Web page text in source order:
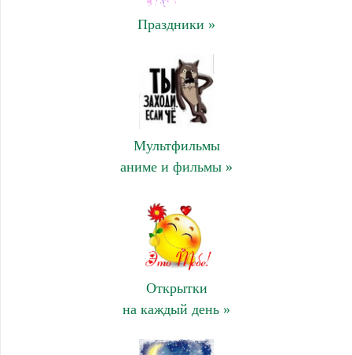
Праздники »
Мультфильмы
аниме и фильмы »
Открытки
на каждый день »